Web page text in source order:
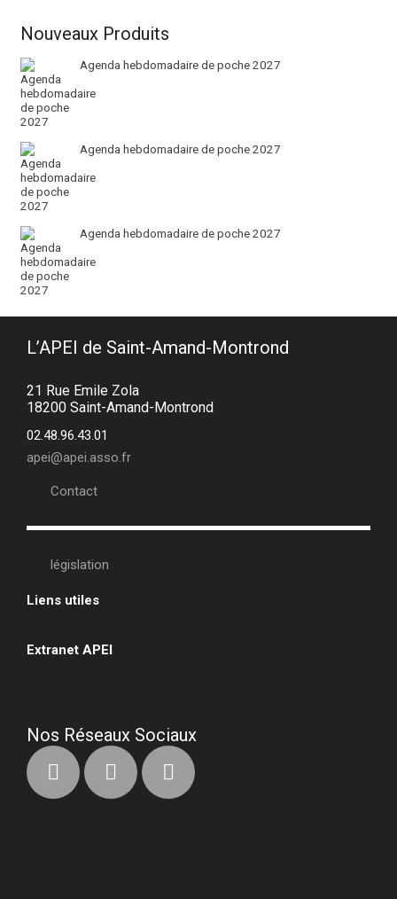
Nouveaux Produits
Agenda hebdomadaire de poche 2027
Agenda hebdomadaire de poche 2027
Agenda hebdomadaire de poche 2027
L’APEI de Saint-Amand-Montrond
21 Rue Emile Zola
18200 Saint-Amand-Montrond
02.48.96.43.01
apei@apei.asso.fr
Contact
législation
Liens utiles
Extranet APEI
Nos Réseaux Sociaux